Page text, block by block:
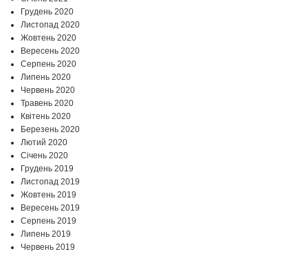
Грудень 2020
Листопад 2020
Жовтень 2020
Вересень 2020
Серпень 2020
Липень 2020
Червень 2020
Травень 2020
Квітень 2020
Березень 2020
Лютий 2020
Січень 2020
Грудень 2019
Листопад 2019
Жовтень 2019
Вересень 2019
Серпень 2019
Липень 2019
Червень 2019